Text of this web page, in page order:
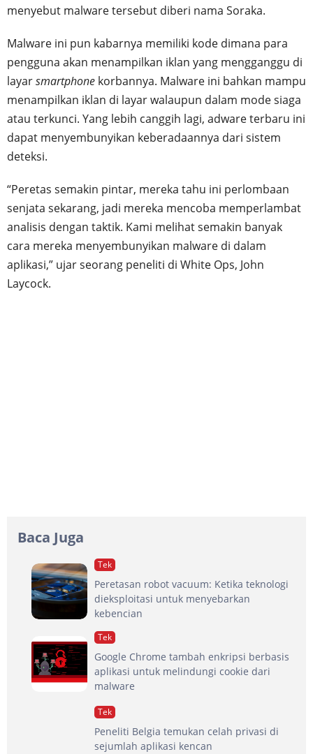
menyebut malware tersebut diberi nama Soraka.
Malware ini pun kabarnya memiliki kode dimana para
pengguna akan menampilkan iklan yang mengganggu di
layarsmartphone korbannya. Malware ini bahkan mampu
menampilkan iklan di layar walaupun dalam mode siaga
atau terkunci. Yang lebih canggih lagi, adware terbaru ini
dapat menyembunyikan keberadaannya dari sistem
deteksi.
“Peretas semakin pintar, mereka tahu ini perlombaan
senjata sekarang, jadi mereka mencoba memperlambat
analisis dengan taktik. Kami melihat semakin banyak
cara mereka menyembunyikan malware di dalam
aplikasi,” ujar seorang peneliti di White Ops, John
Laycock.
Baca Juga
Tek
Peretasan robot vacuum: Ketika teknologi
dieksploitasi untuk menyebarkan
kebencian
Tek
Google Chrome tambah enkripsi berbasis
aplikasi untuk melindungi cookie dari
malware
Tek
Peneliti Belgia temukan celah privasi di
sejumlah aplikasi kencan